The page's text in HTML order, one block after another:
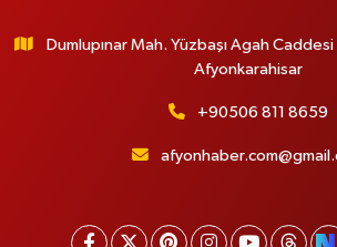
Dumlupınar Mah. Yüzbaşı Agah
Afyonkarahisar
+90506 811 8659